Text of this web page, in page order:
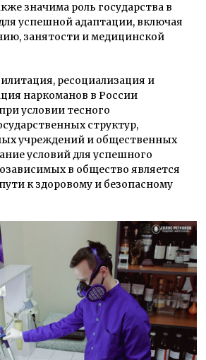
значима роль государства в
успешной адаптации, включая
занятости и медицинской
ресоциализация и
наркоманов в России
условии тесного
структур,
учреждений и общественных
условий для успешного
в общество является
к здоровому и безопасному